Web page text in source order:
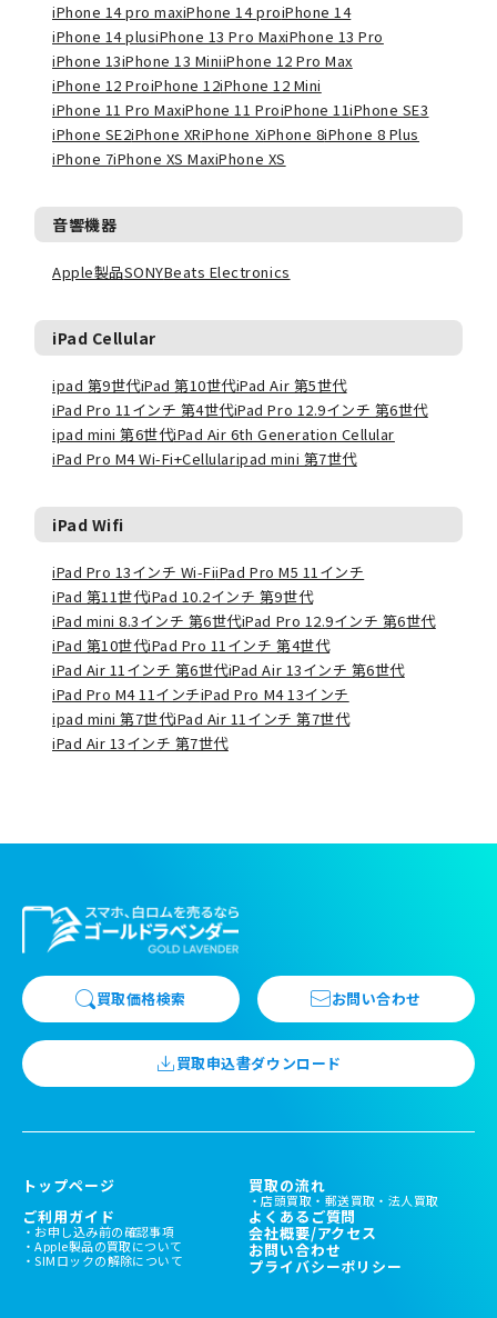
iPhone 14 pro maxiPhone 14 proiPhone 14
iPhone 14 plusiPhone 13 Pro MaxiPhone 13 Pro
iPhone 13iPhone 13 MiniiPhone 12 Pro Max
iPhone 12 ProiPhone 12iPhone 12 Mini
iPhone 11 Pro MaxiPhone 11 ProiPhone 11iPhone SE3
iPhone SE2iPhone XRiPhone XiPhone 8iPhone 8 Plus
iPhone 7iPhone XS MaxiPhone XS
音響機器
Apple製品SONYBeats Electronics
iPad Cellular
ipad 第9世代iPad 第10世代iPad Air 第5世代
iPad Pro 11インチ 第4世代iPad Pro 12.9インチ 第6世代
ipad mini 第6世代iPad Air 6th Generation Cellular
iPad Pro M4 Wi-Fi+Cellularipad mini 第7世代
iPad Wifi
iPad Pro 13インチ Wi-FiiPad Pro M5 11インチ
iPad 第11世代iPad 10.2インチ 第9世代
iPad mini 8.3インチ 第6世代iPad Pro 12.9インチ 第6世代
iPad 第10世代iPad Pro 11インチ 第4世代
iPad Air 11インチ 第6世代iPad Air 13インチ 第6世代
iPad Pro M4 11インチiPad Pro M4 13インチ
ipad mini 第7世代iPad Air 11インチ 第7世代
iPad Air 13インチ 第7世代
買取価格検索 お問い合わせ
買取申込書ダウンロード
トップページ 買取の流れ
店頭買取 郵送買取 法人買取
ご利用ガイド
お申し込み前の確認事項
Apple製品の買取について
SIMロックの解除について
よくあるご質問
会社概要/アクセス
お問い合わせ
プライバシーポリシー